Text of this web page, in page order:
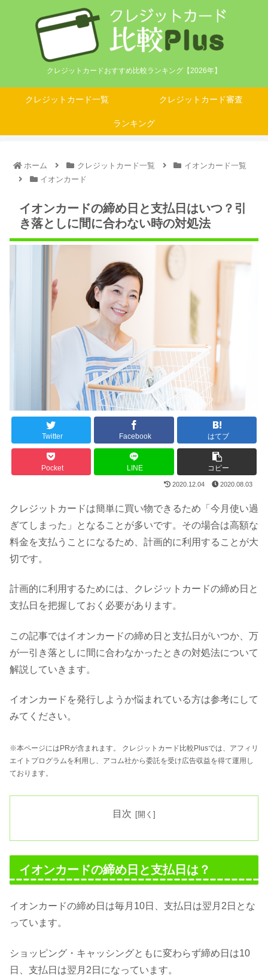
クレジットカードおすすめ比較ランキング【2026年】
クレジットカード一覧 クレジットカード審査
ランキング
ホーム クレジットカード一覧
イオンカード一覧
イオンカード
イオンカードの締め日と支払日はいつ？引
き落としに間に合わない時の対処法
Twitter Facebook はてブ
Pocket LINE コピー
2020.12.04 2020.08.03
クレジットカードは簡単に買い物できるため「今月使い過
ぎてしまった」となることが多いです。その場合は高額な
料金を支払うことになるため、計画的に利用することが大
切です。
計画的に利用するためには、クレジットカードの締め日と
支払日を把握しておく必要があります。
この記事ではイオンカードの締め日と支払日がいつか、万
が一引き落としに間に合わなかったときの対処法について
解説していきます。
イオンカードを発行しようか悩まれている方は参考にして
みてください。
※本ページにはPRが含まれます。 クレジットカード比較Plusでは、アフィリ
エイトプログラムを利用し、アコム社から委託を受け広告収益を得て運用し
ております。
目次
イオンカードの締め日と支払日は？
イオンカードの締め日は毎月10日、支払日は翌月2日とな
っています。
ショッピング・キャッシングともに変わらず締め日は10
日、支払日は翌月2日になっています。